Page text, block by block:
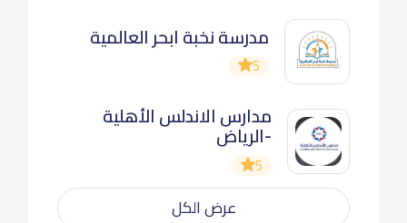
مدرسة نخبة ابحر العالمية
5
مدارس الاندلس الأهلية
-الرياض
5
عرض الكل